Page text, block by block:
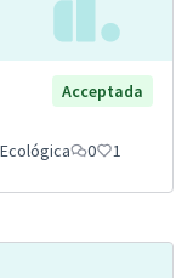
Acceptada
0 1